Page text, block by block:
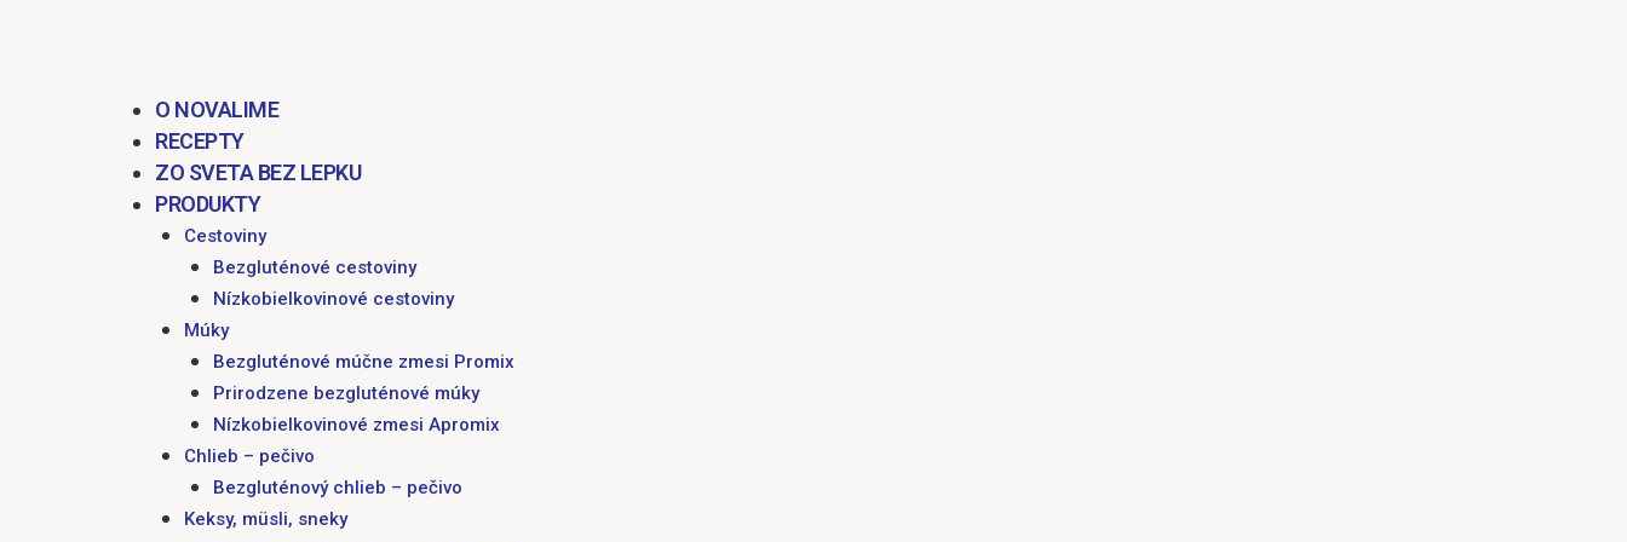
O NOVALIME
RECEPTY
ZO SVETA BEZ LEPKU
PRODUKTY
Cestoviny
Bezgluténové cestoviny
Nízkobielkovinové cestoviny
Múky
Bezgluténové múčne zmesi Promix
Prirodzene bezgluténové múky
Nízkobielkovinové zmesi Apromix
Chlieb – pečivo
Bezgluténový chlieb – pečivo
Keksy, müsli, sneky